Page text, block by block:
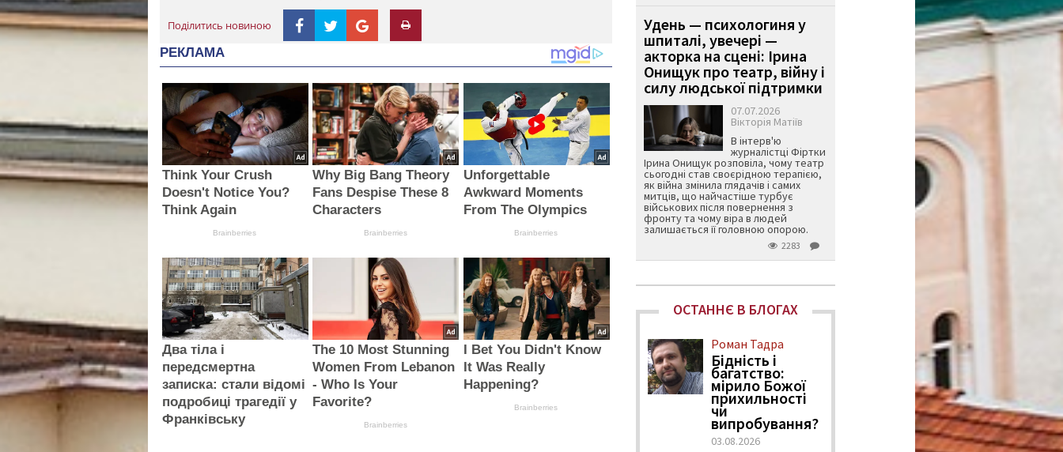
Поділитись новиною
РЕКЛАМА
Think Your Crush
Doesn't Notice You?
Think Again
Brainberries
Why Big Bang Theory
Fans Despise These 8
Characters
Brainberries
Unforgettable
Awkward Moments
From The Olympics
Brainberries
Два тіла і
передсмертна
записка: стали відомі
подробиці трагедії у
Франківську
The 10 Most Stunning
Women From Lebanon
- Who Is Your
Favorite?
Brainberries
I Bet You Didn't Know
It Was Really
Happening?
Brainberries
Удень — психологиня у
шпиталі, увечері —
акторка на сцені: Ірина
Онищук про театр, війну і
силу людської підтримки
07.07.2026
Вікторія Матіїв
В інтерв'ю
журналістці Фіртки
Ірина Онищук розповіла, чому театр
сьогодні став своєрідною терапією,
як війна змінила глядачів і самих
митців, що найчастіше турбує
військових після повернення з
фронту та чому віра в людей
залишається її головною опорою.
2283
ОСТАННЄ В БЛОГАХ
Роман Тадра
Бідність і
багатство:
мірило Божої
прихильності
чи
випробування?
03.08.2026